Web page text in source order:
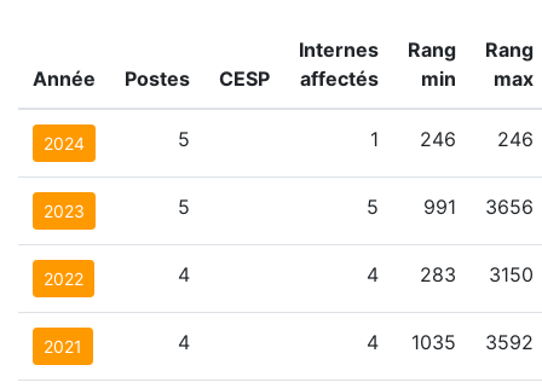
Année Postes CESP
Internes
affectés
Rang
min
Rang
max
2024 5 1 246 246
2023 5 5 991 3656
2022 4 4 283 3150
2021 4 4 1035 3592